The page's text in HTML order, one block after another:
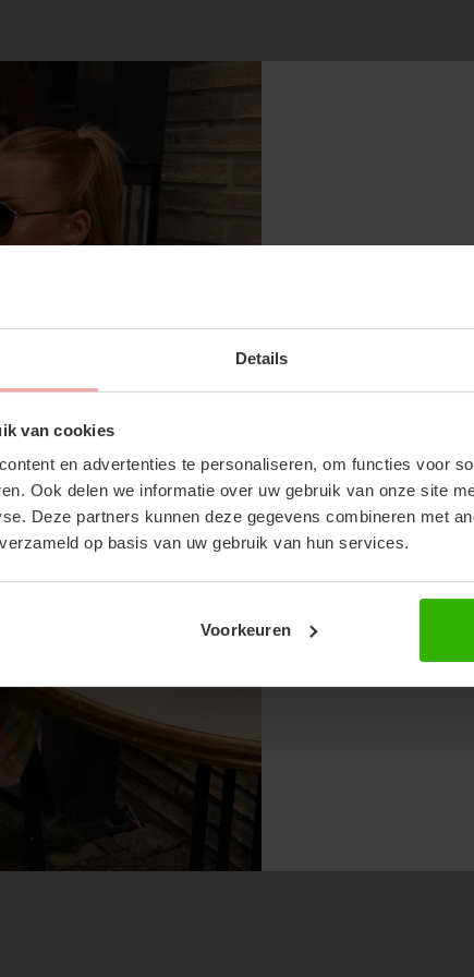
Details
van cookies
en advertenties te personaliseren, om functies voor
Ook delen we informatie over uw gebruik van onze site
Deze partners kunnen deze gegevens combineren met
op basis van uw gebruik van hun services.
Voorkeuren